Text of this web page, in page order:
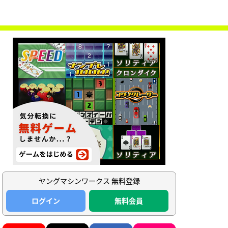
ヤングマシンワークス 無料登録
ログイン
無料会員